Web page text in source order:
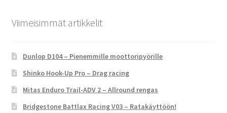
Viimeisimmät artikkelit
Dunlop D104 – Pienemmille moottoripyörille
Shinko Hook-Up Pro – Drag racing
Mitas Enduro Trail-ADV 2 – Allround rengas
Bridgestone Battlax Racing V03 – Ratakäyttöön!